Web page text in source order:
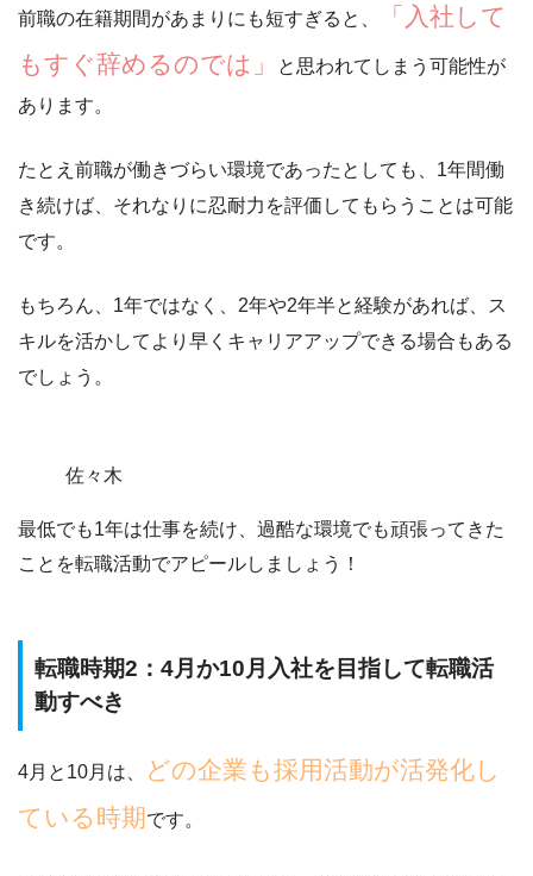
前職の在籍期間があまりにも短すぎると、
「入社して
もすぐ辞めるのでは」
と思われてしまう可能性が
あります。
たとえ前職が働きづらい環境であったとしても、 1年間働
き続けば、それなりに忍耐力を評価してもらうことは可能
です。
もちろん、1年ではなく、2年や2年半と経験があれば、ス
キルを活かしてより早くキャリアアップできる場合もある
でしょう。
佐々木
最低でも1年は仕事を続け、 過酷な環境でも頑張ってきた
ことを転職活動でアピールしましょう！
転職時期2：4月か10月入社を目指して転職活
動すべき
4月と10月は、
どの企業も採用活動が活発化し
ている時期です。